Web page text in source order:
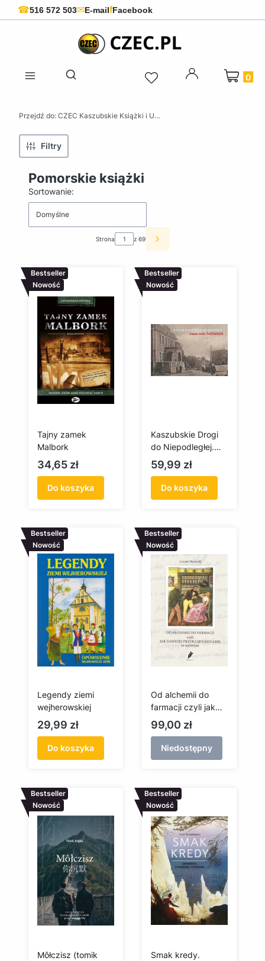
☎516 572 503✉E-mailfFacebook
Otwórz wyszukiwarkę
Produkty
Przejdź do: CZEC Kaszubskie Książki i Upominki - Pamiątki z Kaszub
Filtry
Pomorskie książki
Lista produktów
Sortowanie:
Domyślne
Strona z 69 Następne produkty
Bestseller
Nowość
Tajny zamek
Malbork
Cena
34,65 zł
Do koszyka
Bestseller
Nowość
Kaszubskie Drogi
do Niepodległej.
Casus Rodu
Torlińskich
Cena
59,99 zł
Do koszyka
Bestseller
Nowość
Legendy ziemi
wejherowskiej
Cena
29,99 zł
Do koszyka
Bestseller
Nowość
Od alchemii do
farmacji czyli jak
dawniej
przyrządzano leki
w Nowem
Cena
99,00 zł
Niedostępny
Bestseller
Nowość
Môłczisz (tomik
Bestseller
Nowość
Smak kredy.